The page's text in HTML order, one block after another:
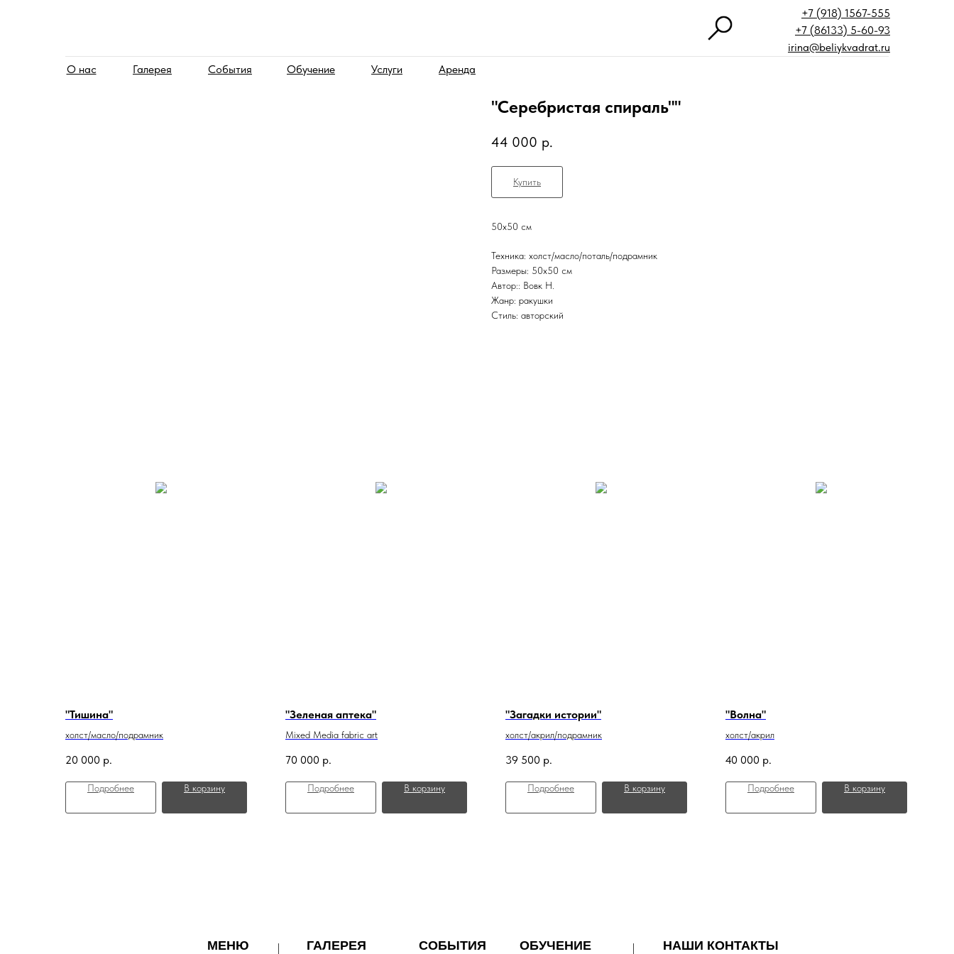
О нас События
Галерея Обучение
+7 (918) 1567-555
Услуги Аренда
+7 (86133) 5-60-93
irina@beliykvadrat.ru
"Серебристая спираль""
44 000 р.
Купить
50х50 см
Техника: холст/масло/поталь/подрамник
Размеры: 50х50 см
Автор:: Вовк Н.
Жанр: ракушки
Стиль: авторский
"Тишина"
холст/масло/подрамник
20 000 р.
Подробнее В корзину
"Зеленая аптека"
Mixed Media fabric art
70 000 р.
Подробнее В корзину
"Загадки истории"
холст/акрил/подрамник
39 500 р.
Подробнее В корзину
"Волна"
холст/акрил
40 000 р.
Подробнее В корзину
СОБЫТИЯ ОБУЧЕНИЕ
МЕНЮ ГАЛЕРЕЯ НАШИ КОНТАКТЫ